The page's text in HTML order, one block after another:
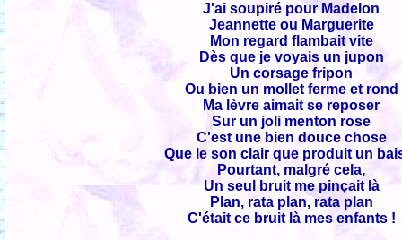
J'ai soupiré pour Madelon
Jeannette ou Marguerite
Mon regard flambait vite
Dès que je voyais un jupon
Un corsage fripon
Ou bien un mollet ferme et rond
Ma lèvre aimait se reposer
Sur un joli menton rose
C'est une bien douce chose
Que le son clair que produit un
Pourtant, malgré cela,
Un seul bruit me pinçait là
Plan, rata plan, rata plan
C'était ce bruit là mes enfants !